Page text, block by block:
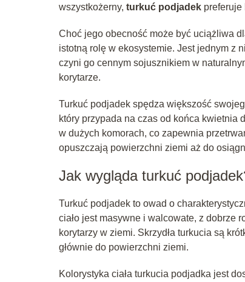
wszystkożerny, turkuć podjadek preferuje
Choć jego obecność może być uciążliwa
istotną rolę w ekosystemie. Jest jednym z
czyni go cennym sojusznikiem w
korytarze.
Turkuć podjadek spędza większość
który przypada na czas od końca kwietnia
w dużych komorach, co zapewnia
opuszczają powierzchni ziemi aż do
Jak wygląda turkuć
Turkuć podjadek to owad o
ciało jest masywne i walcowate, z dobrze
korytarzy w ziemi. Skrzydła turkucia są
głównie do powierzchni ziemi.
Kolorystyka ciała turkucia podjadka jest